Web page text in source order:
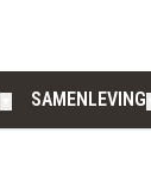
SAMENLEVING